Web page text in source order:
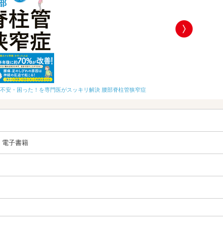
安・困った！を専門医がスッキリ解決 腰部脊柱管狭窄症
電子書籍